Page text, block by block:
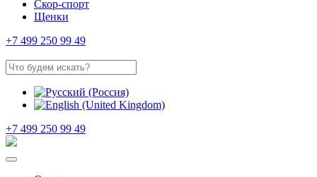
Скор-спорт
Щенки
+7 499 250 99 49
+7 499 250 99 49